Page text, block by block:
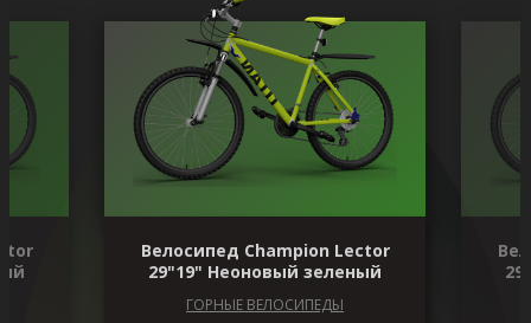
Велосипед Champion Lector
29"19" Неоновый зеленый
ГОРНЫЕ ВЕЛОСИПЕДЫ